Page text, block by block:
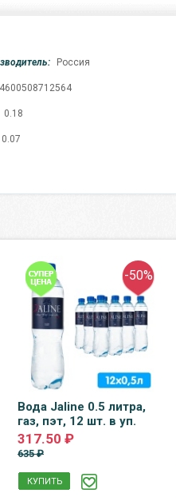
Россия
4600508712564
0.18
0.07
-50%
Вода Jaline 0.5 литра,
газ, пэт, 12 шт. в уп.
317.50 ₽
635 ₽
КУПИТЬ